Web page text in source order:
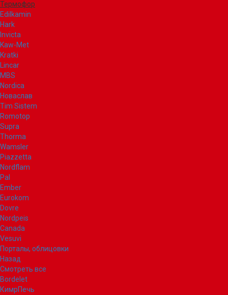
Термофор
Edilkamin
Hark
Invicta
Kaw-Met
Kratki
Lincar
MBS
Nordica
Новаслав
Tim Sistem
Romotop
Supra
Thorma
Wamsler
Piazzetta
Nordflam
Pal
Ember
Eurokom
Dovre
Nordpeis
Canada
Vesuvi
Порталы, облицовки
Назад
Смотреть все
Bordelet
КимрПечь